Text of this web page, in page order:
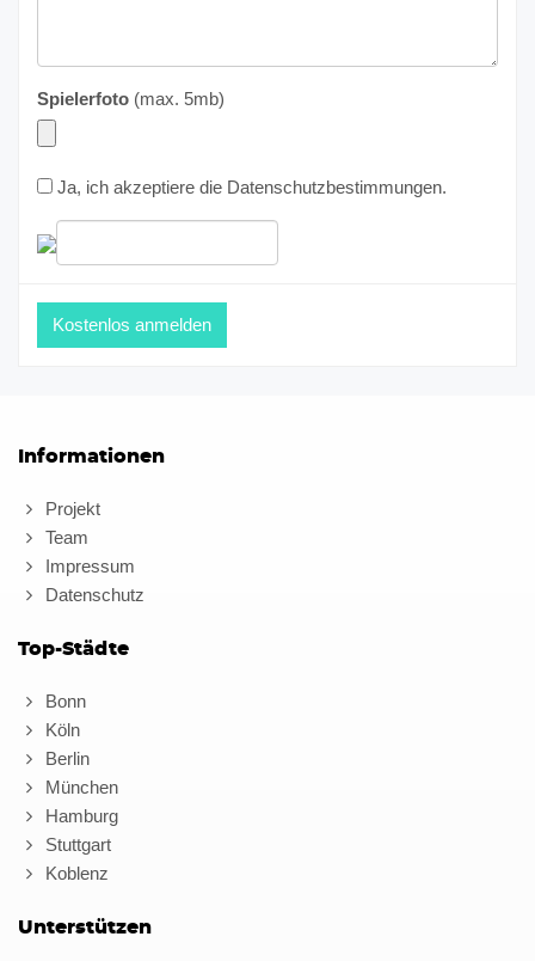
Spielerfoto (max. 5mb)
Ja, ich akzeptiere die Datenschutzbestimmungen.
Informationen
Projekt
Team
Impressum
Datenschutz
Top-Städte
Bonn
Köln
Berlin
München
Hamburg
Stuttgart
Koblenz
Unterstützen